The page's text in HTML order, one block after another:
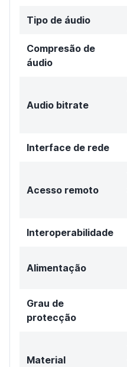
Tipo de áudio
Compresão de
áudio
Audio bitrate
Interface de rede
Acesso remoto
Interoperabilidade
Alimentação
Grau de
protecção
Material